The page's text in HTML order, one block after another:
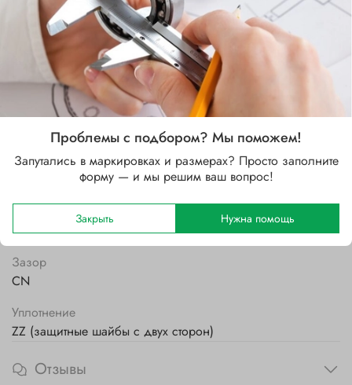
Бренд
Внутренний диаметр d, мм
105
Наружный диаметр D, мм
Ширина B, мм
Стальной
Зазор
CN
Уплотнение
ZZ (защитные шайбы с двух сторон)
Отзывы
Проблемы с подбором? Мы поможем!
Запутались в маркировках и размерах? Просто заполните
форму — и мы решим ваш вопрос!
Закрыть Нужна помощь